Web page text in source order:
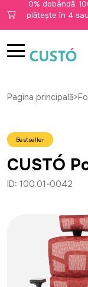
0% dobândă.
plătește în 4
Pagina principală>
Bestseller
CUSTÓ
ID: 100.01-0042